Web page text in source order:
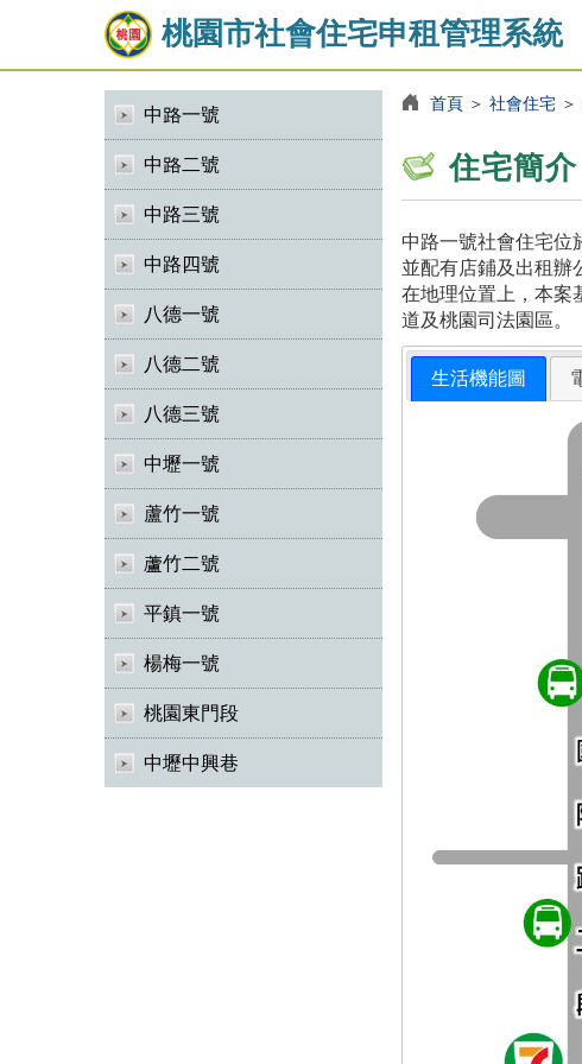
桃園市社會住宅申租管理系統
中路一號
中路二號
中路三號
中路四號
八德一號
八德二號
八德三號
中壢一號
蘆竹一號
蘆竹二號
平鎮一號
楊梅一號
桃園東門段
中壢中興巷
首頁＞ 社會住宅＞
住宅簡介
中路一號社會住宅位
並配有店鋪及出租辦
在地理位置上，本案
道及桃園司法園區。
生活機能圖